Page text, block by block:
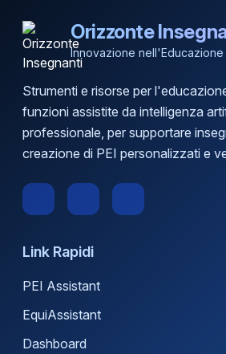
Orizzonte
Innovazione nell'Educazione
Strumenti e risorse per
funzioni assistite da intelligenza
professionale, per supportare
creazione di PEI personalizzati e
Link Rapidi
PEI Assistant
EquiAssistant
Dashboard